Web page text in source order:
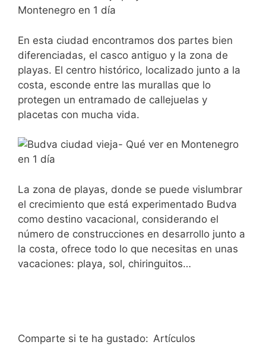
En esta ciudad encontramos dos partes bien
diferenciadas, el casco antiguo y la zona de
playas. El centro histórico, localizado junto a la
costa, esconde entre las murallas que lo
protegen un entramado de callejuelas y
placetas con mucha vida.
La zona de playas, donde se puede vislumbrar
el crecimiento que está experimentado Budva
como destino vacacional, considerando el
número de construcciones en desarrollo junto a
la costa, ofrece todo lo que necesitas en unas
vacaciones: playa, sol, chiringuitos…
Comparte si te ha gustado: Artículos